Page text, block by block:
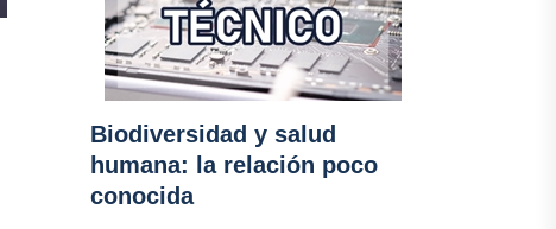
Biodiversidad y salud
humana: la relación poco
conocida